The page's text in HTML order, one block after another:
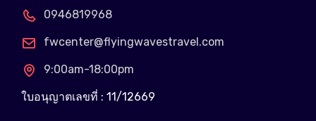
0946819968
fwcenter@flyingwavestravel.com
9:00am-18:00pm
ใบอนุญาตเลขที่ : 11/12669